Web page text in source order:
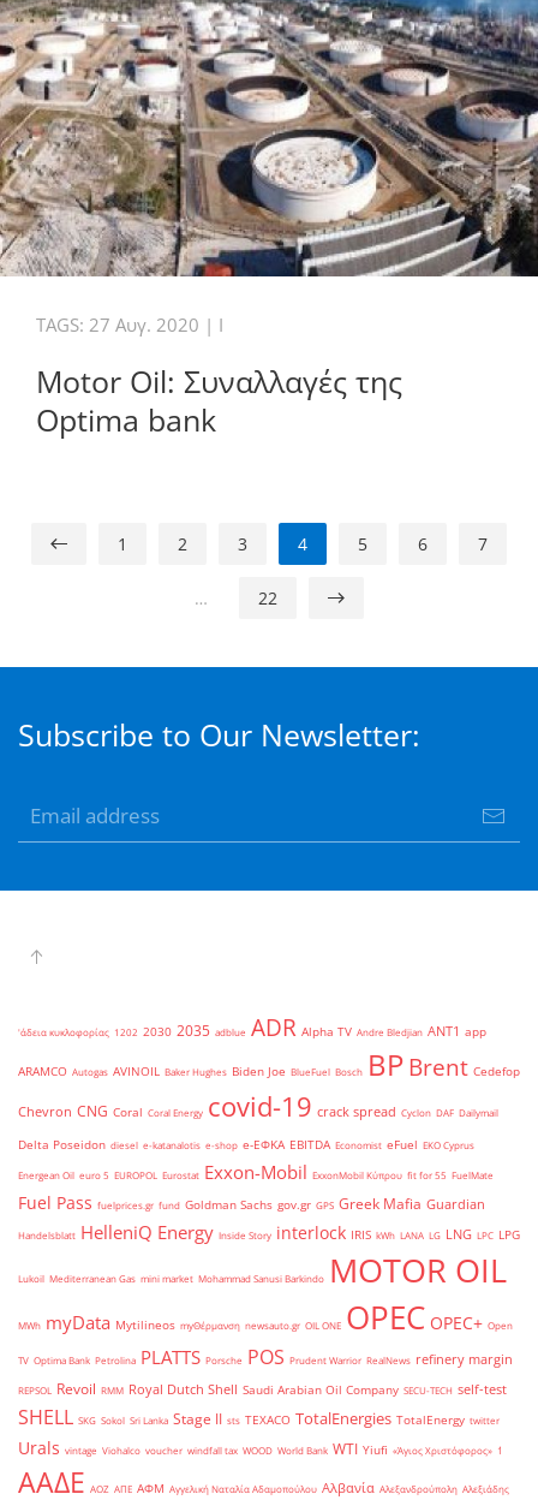
TAGS: 27 Αυγ. 2020 | I
Motor Oil: Συναλλαγές της
Optima bank
1 2 3 4 5 6 7
… 22
Subscribe to Our Newsletter:
'άδεια κυκλοφορίας 1202 2030 2035 adblue ADR Alpha TV Andre Bledjian ANT1 app
ARAMCO Autogas AVINOIL Baker Hughes Biden Joe BlueFuel Bosch BPBrent Cedefop
Chevron CNG Coral Coral Energy covid-19 crack spread Cyclon DAF Dailymail
Delta Poseidon diesel e-katanalotis e-shop e-ΕΦΚΑ EBITDA Economist eFuel EKO Cyprus
Energean Oil euro 5 EUROPOL Eurostat Exxon-Mobil ExxonMobil Κύπρου fit for 55 FuelMate
Fuel Pass fuelprices.gr fund Goldman Sachs gov.gr GPS Greek Mafia Guardian
Handelsblatt HelleniQ Energy Inside Story interlock IRIS kWh LANA LG LNG LPC LPG
Lukoil Mediterranean Gas mini market Mohammad Sanusi Barkindo MOTOR OIL
MWh myData Mytilineos myΘέρμανση newsauto.gr OIL ONE OPEC OPEC+ Open
TV Optima Bank Petrolina PLATTS Porsche POS Prudent Warrior RealNews refinery margin
REPSOL Revoil RMM Royal Dutch Shell Saudi Arabian Oil Company SECU-TECH self-test
SHELL SKG Sokol Sri Lanka Stage II sts TEXACO TotalEnergies TotalEnergy twitter
Urals vintage Viohalco voucher windfall tax WOOD World Bank WTI Yiufi «Άγιος Χριστόφορος» ΄1
ΑΑΔΕ ΑΟΖ ΑΠΕ ΑΦΜ Αγγελική Ναταλία Αδαμοπούλου Αλβανία Αλεξανδρούπολη Αλεξιάδης